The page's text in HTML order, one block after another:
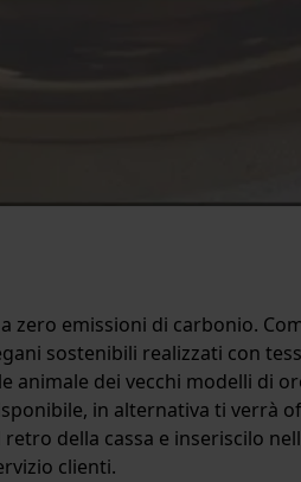
emissioni di carbonio.
sostenibili realizzati con
animale dei vecchi modelli di
in alternativa ti verrà
della cassa e inseriscilo
clienti.